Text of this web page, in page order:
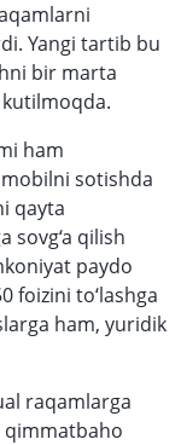
Yangi tartib bu
bir marta
ham
sotishda
qayta
sovg‘a qilish
paydo
foizini to‘lashga
ham, yuridik
raqamlarga
qimmatbaho